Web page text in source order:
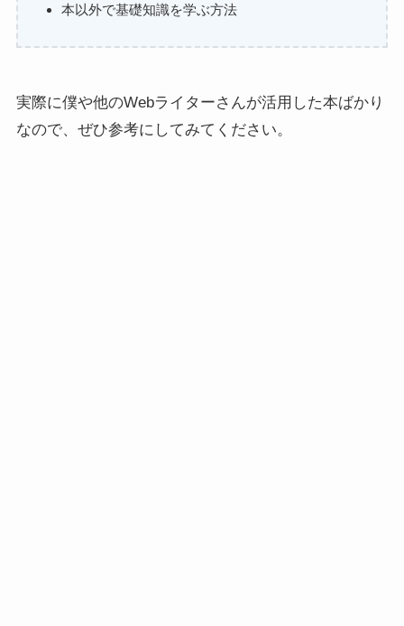
本以外で基礎知識を学ぶ方法
実際に僕や他のWebライターさんが活用した本ばかり
なので、ぜひ参考にしてみてください。